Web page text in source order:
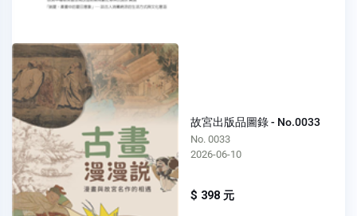
故宮出版品圖錄 - No.0033
No. 0033
2026-06-10
$ 398 元